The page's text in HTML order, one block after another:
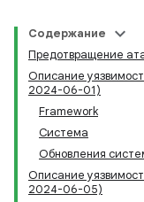
Содержание
Предотвращение
Описание
2024-06-01)
Framework
Система
Обновления
Описание
2024-06-05)